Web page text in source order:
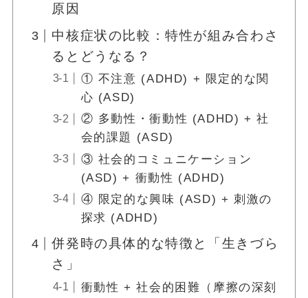
原因
中核症状の比較：特性が組み合わさ
るとどうなる？
① 不注意 (ADHD) + 限定的な関
心 (ASD)
② 多動性・衝動性 (ADHD) + 社
会的課題 (ASD)
③ 社会的コミュニケーション
(ASD) + 衝動性 (ADHD)
④ 限定的な興味 (ASD) + 刺激の
探求 (ADHD)
併発時の具体的な特徴と「生きづら
さ」
衝動性 + 社会的困難（摩擦の深刻